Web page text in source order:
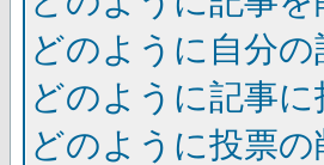
どのように自分
どのように記事
どのように投票